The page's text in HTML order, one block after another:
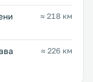
≈ 218 км
≈ 226 км